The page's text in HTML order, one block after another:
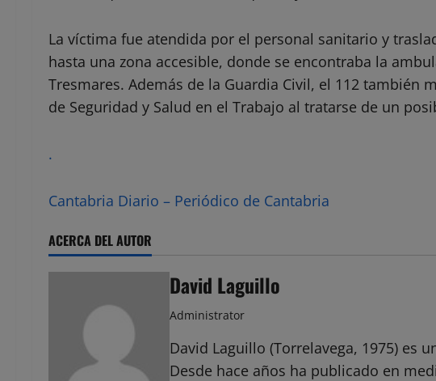
La víctima fue atendida por el personal sanitario y
hasta una zona accesible, donde se encontraba la
Tresmares. Además de la Guardia Civil, el 112 también
de Seguridad y Salud en el Trabajo al tratarse de un
.
Cantabria Diario – Periódico de Cantabria
ACERCA DEL AUTOR
David Laguillo
Administrator
David Laguillo (Torrelavega, 1975) es
Desde hace años ha publicado en